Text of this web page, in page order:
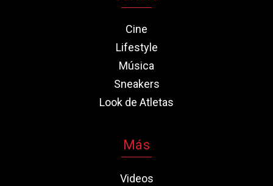
Cine
Lifestyle
Música
Sneakers
Look de Atletas
Más
Videos